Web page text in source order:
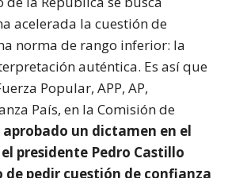
acelerada la cuestión de
norma de rango inferior: la
auténtica. Es así que
Popular, APP, AP,
País, en la Comisión de
aprobado un dictamen en el
presidente Pedro Castillo
pedir cuestión de confianza